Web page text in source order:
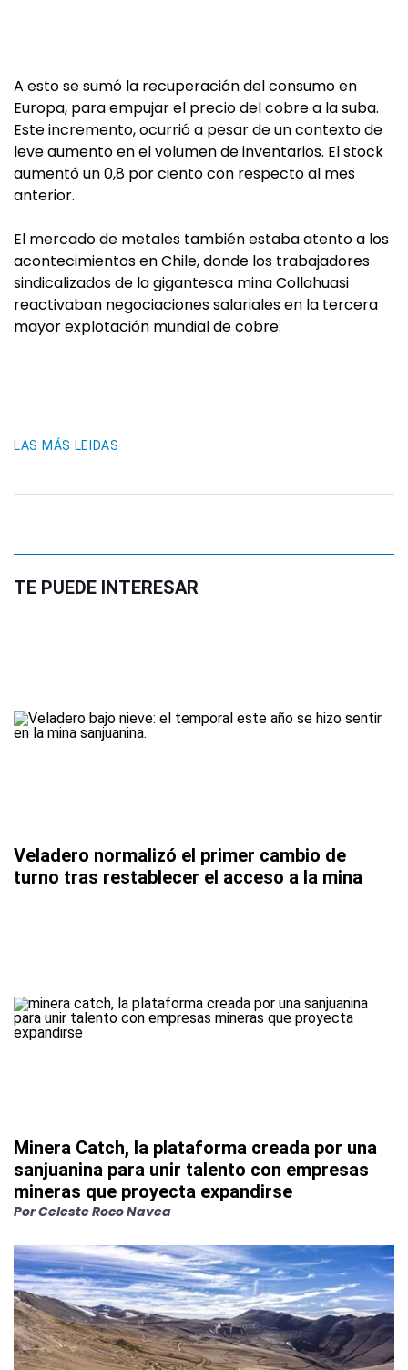
A esto se sumó la recuperación del consumo en
Europa, para empujar el precio del cobre a la suba.
Este incremento, ocurrió a pesar de un contexto de
leve aumento en el volumen de inventarios. El stock
aumentó un 0,8 por ciento con respecto al mes
anterior.
El mercado de metales también estaba atento a los
acontecimientos en Chile, donde los trabajadores
sindicalizados de la gigantesca mina Collahuasi
reactivaban negociaciones salariales en la tercera
mayor explotación mundial de cobre.
LAS MÁS LEIDAS
TE PUEDE INTERESAR
Veladero normalizó el primer cambio de
turno tras restablecer el acceso a la mina
Minera Catch, la plataforma creada por una
sanjuanina para unir talento con empresas
mineras que proyecta expandirse
PorCeleste Roco Navea